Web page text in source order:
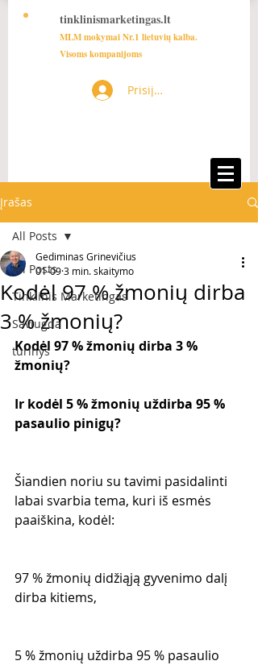
tinklinismarketingas.lt
MLM mokymai Nr.1 lietuvių kalba.
Visoms kompanijoms
Prisijungti
Įrašas
All Posts
Tinklinis Marketingas
Saviugda
turinys
All Posts
Kodėl 97 % žmonių dirba
3 % žmonių?
Gediminas Grinevičius
01-093 min. skaitymo
Kodėl 97 % žmonių dirba 3 %
žmonių?
Ir kodėl 5 % žmonių uždirba 95 %
pasaulio pinigų?
Šiandien noriu su tavimi pasidalinti
labai svarbia tema, kuri iš esmės
paaiškina, kodėl:
97 % žmonių didžiąją gyvenimo dalį
dirba kitiems,
5 % žmonių uždirba 95 % pasaulio